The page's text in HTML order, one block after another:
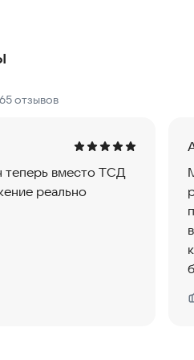
и Видеозвонки
рабочие вопросы в чате,
каналы. Проводите
выделит главное в
сотрудников станет
и заполнять документы со
отзывов
теперь вместо ТСД
реально